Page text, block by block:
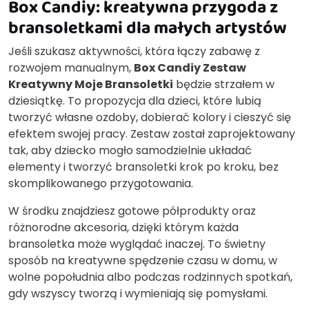
Box Candiy: kreatywna przygoda z
bransoletkami dla małych artystów
Jeśli szukasz aktywności, która łączy zabawę z
rozwojem manualnym, Box Candiy Zestaw
Kreatywny Moje Bransoletki będzie strzałem w
dziesiątkę. To propozycja dla dzieci, które lubią
tworzyć własne ozdoby, dobierać kolory i cieszyć się
efektem swojej pracy. Zestaw został zaprojektowany
tak, aby dziecko mogło samodzielnie układać
elementy i tworzyć bransoletki krok po kroku, bez
skomplikowanego przygotowania.
W środku znajdziesz gotowe półprodukty oraz
różnorodne akcesoria, dzięki którym każda
bransoletka może wyglądać inaczej. To świetny
sposób na kreatywne spędzenie czasu w domu, w
wolne popołudnia albo podczas rodzinnych spotkań,
gdy wszyscy tworzą i wymieniają się pomysłami.